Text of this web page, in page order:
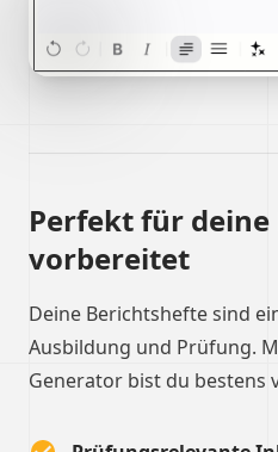
Perfekt für
vorbereitet
Deine Berichtshefte sind
Ausbildung und Prüfung.
Generator bist du bestens